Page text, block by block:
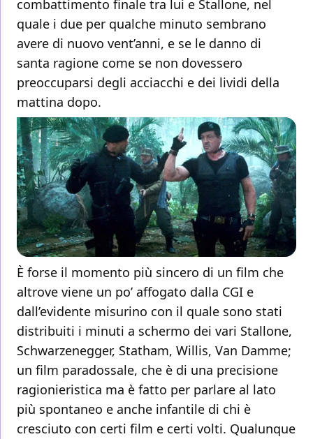
combattimento finale tra lui e Stallone, nel
quale i due per qualche minuto sembrano
avere di nuovo vent’anni, e se le danno di
santa ragione come se non dovessero
preoccuparsi degli acciacchi e dei lividi della
mattina dopo.
È forse il momento più sincero di un film che
altrove viene un po’ affogato dalla CGI e
dall’evidente misurino con il quale sono stati
distribuiti i minuti a schermo dei vari Stallone,
Schwarzenegger, Statham, Willis, Van Damme;
un film paradossale, che è di una precisione
ragionieristica ma è fatto per parlare al lato
più spontaneo e anche infantile di chi è
cresciuto con certi film e certi volti. Qualunque